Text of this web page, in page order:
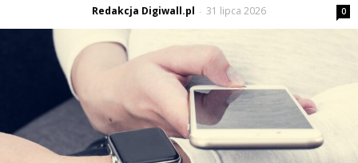
Redakcja Digiwall.pl - 31 lipca 2026 0